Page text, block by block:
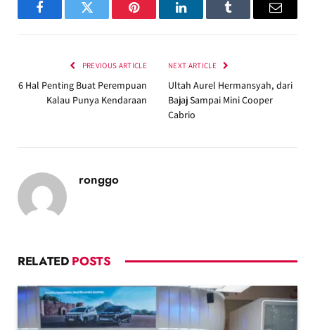
FacebookTwitter Pinterest LinkedInTumblr Email
PREVIOUS ARTICLE
6 Hal Penting Buat Perempuan
Kalau Punya Kendaraan
NEXT ARTICLE
Ultah Aurel Hermansyah, dari
Bajaj Sampai Mini Cooper
Cabrio
ronggo
RELATED POSTS